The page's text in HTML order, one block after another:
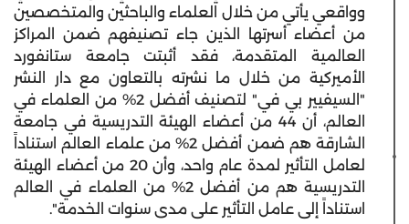
وواقعي يأتي من خلال العلماء والباحثين والمتخصصين
من أعضاء أسرتها الذين جاء تصنيفهم ضمن المراكز
العالمية المتقدمة، فقد أثبتت جامعة ستانفورد
الأميركية من خلال ما نشرته بالتعاون مع دار النشر
"السيفيير بي في" لتصنيف أفضل 2% من العلماء في
العالم، أن 44 من أعضاء الهيئة التدريسية في جامعة
الشارقة هم ضمن أفضل 2% من علماء العالم استناداً
لعامل التأثير لمدة عام واحد، وأن 20 من أعضاء الهيئة
التدريسية هم من أفضل 2% من العلماء في العالم
استناداً إلى عامل التأثير على مدى سنوات الخدمة".